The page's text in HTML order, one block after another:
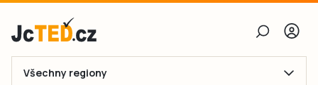
Všechny regiony